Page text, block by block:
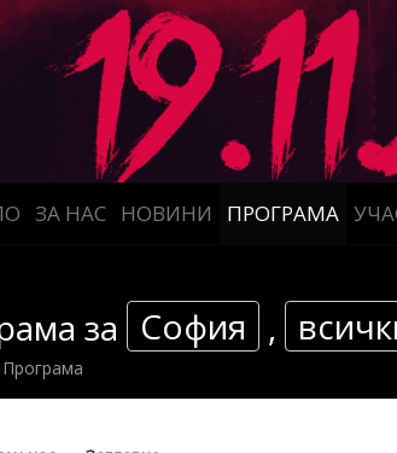
ЗА НАС НОВИНИ ПРОГРАМА
за София ,
Програма